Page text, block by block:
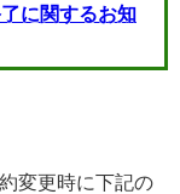
に関するお知
変更時に下記の